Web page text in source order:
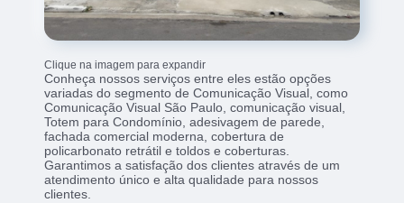
Clique na imagem para expandir
Conheça nossos serviços entre eles estão opções
variadas do segmento de Comunicação Visual, como
Comunicação Visual São Paulo, comunicação visual,
Totem para Condomínio, adesivagem de parede,
fachada comercial moderna, cobertura de
policarbonato retrátil e toldos e coberturas.
Garantimos a satisfação dos clientes através de um
atendimento único e alta qualidade para nossos
clientes.